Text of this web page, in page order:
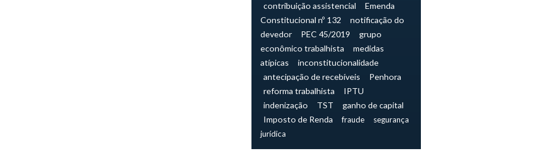
contribuição assistencial
Emenda
Constitucional nº 132
notificação do
devedor
PEC 45/2019
grupo
econômico trabalhista
medidas
atípicas
inconstitucionalidade
antecipação de recebíveis
Penhora
reforma trabalhista
IPTU
indenização
TST
ganho de capital
Imposto de Renda
fraude
segurança
jurídica